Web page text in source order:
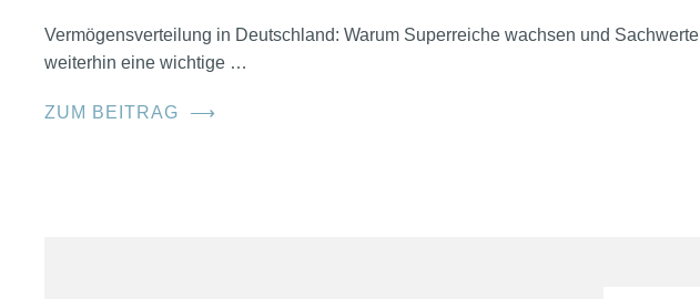
Vermögensverteilung in Deutschland: Warum Superreiche wachsen und Sachwerte
weiterhin eine wichtige …
ZUM BEITRAG ⟶